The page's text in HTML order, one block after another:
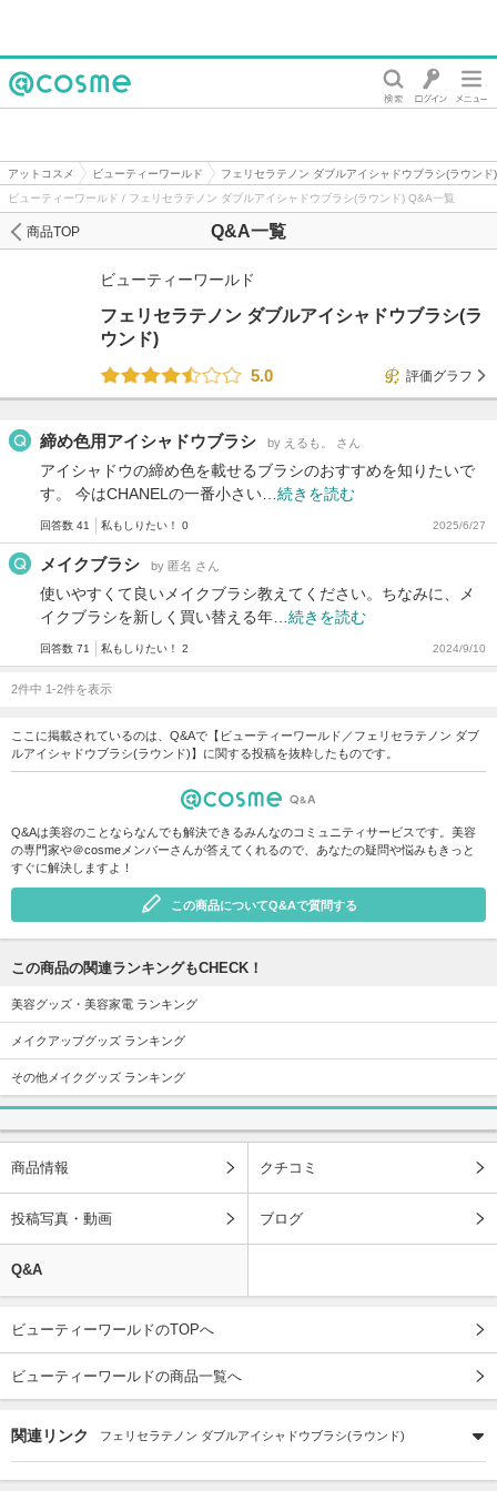
アットコスメ ビューティーワールド
フェリセラテノン ダブルアイシャドウブラシ(ラウンド)
ビューティーワールド / フェリセラテノン ダブルアイシャドウブラシ(ラウンド) Q&A一覧
Q&A一覧
商品TOP
ビューティーワールド
フェリセラテノン ダブルアイシャドウブラシ(ラ
ウンド)
5.0
評価グラフ
締め色用アイシャドウブラシ by えるも。 さん
アイシャドウの締め色を載せるブラシのおすすめを知りたいで
す。 今はCHANELの一番小さい… 続きを読む
回答数 41 私もしりたい！ 0 2025/6/27
メイクブラシ by 匿名 さん
使いやすくて良いメイクブラシ教えてください。ちなみに、メ
イクブラシを新しく買い替える年… 続きを読む
回答数 71 私もしりたい！ 2 2024/9/10
2件中 1-2件を表示
ここに掲載されているのは、Q&Aで【ビューティーワールド／フェリセラテノン ダブ
ルアイシャドウブラシ(ラウンド)】に関する投稿を抜粋したものです。
Q&Aは美容のことならなんでも解決できるみんなのコミュニティサービスです。美容
の専門家や＠cosmeメンバーさんが答えてくれるので、あなたの疑問や悩みもきっと
すぐに解決しますよ！
この商品についてQ&Aで質問する
この商品の関連ランキングもCHECK！
美容グッズ・美容家電 ランキング
メイクアップグッズ ランキング
その他メイクグッズ ランキング
商品情報 クチコミ
投稿写真・動画 ブログ
Q&A
ビューティーワールドのTOPへ
ビューティーワールドの商品一覧へ
関連リンク フェリセラテノン ダブルアイシャドウブラシ(ラウンド)